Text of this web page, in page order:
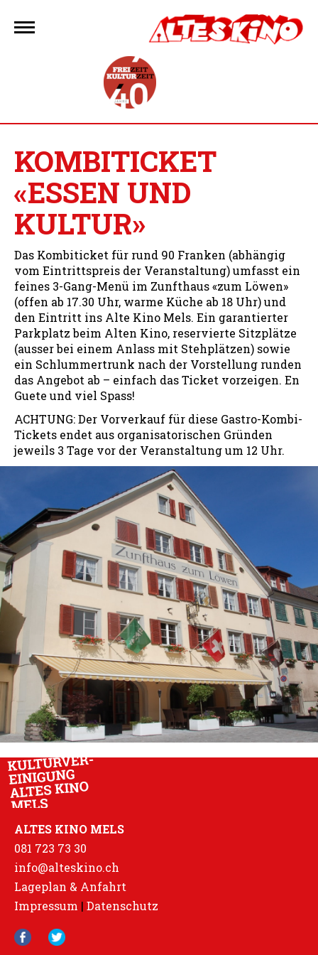
Inhalt
springen
KOMBITICKET
«ESSEN UND
KULTUR»
Das Kombiticket für rund 90 Franken (abhängig
vom Eintrittspreis der Veranstaltung) umfasst ein
feines 3-Gang-Menü im Zunfthaus «zum Löwen»
(offen ab 17.30 Uhr, warme Küche ab 18 Uhr) und
den Eintritt ins Alte Kino Mels. Ein garantierter
Parkplatz beim Alten Kino, reservierte Sitzplätze
(ausser bei einem Anlass mit Stehplätzen) sowie
ein Schlummertrunk nach der Vorstellung runden
das Angebot ab – einfach das Ticket vorzeigen. En
Guete und viel Spass!
ACHTUNG: Der Vorverkauf für diese Gastro-Kombi-
Tickets endet aus organisatorischen Gründen
jeweils 3 Tage vor der Veranstaltung um 12 Uhr.
ALTES KINO MELS
081 723 73 30
info@alteskino.ch
Lageplan & Anfahrt
Impressum | Datenschutz